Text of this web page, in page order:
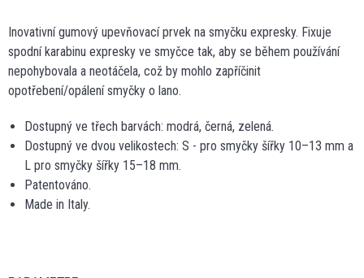
Inovativní gumový upevňovací prvek na smyčku expresky. Fixuje
spodní karabinu expresky ve smyčce tak, aby se během používání
nepohybovala a neotáčela, což by mohlo zapříčinit
opotřebení/opálení smyčky o lano.
Dostupný ve třech barvách: modrá, černá, zelená.
Dostupný ve dvou velikostech: S - pro smyčky šířky 10–13 mm a
L pro smyčky šířky 15–18 mm.
Patentováno.
Made in Italy.